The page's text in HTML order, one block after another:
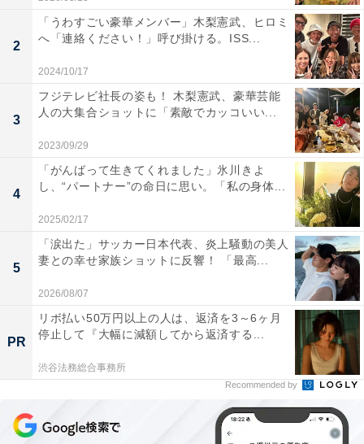
2
「うわすごい豪華メンバー」木梨憲武、ヒロミ
へ「連絡ください！」呼び掛ける。ISS...
2024/10/17
3
フジテレビ社長の姿も！ 木梨憲武、豪華芸能
人の大集合ショットに「素敵でカッコいい...
2023/09/29
4
「がんばって生きてくれました」氷川きよ
し、“パートナー”の命日に思い。「私の身体...
2025/02/17
5
「涙出た」サッカー日本代表、炎上騒動の美人
妻との幸せ家族ショットに反響！ 「最高...
2026/08/07
PR
リボ払い50万円以上の人は、返済を3～6ヶ月
停止して『大幅に減額してから返済する...
渋谷法務総合事務所
Recommended by